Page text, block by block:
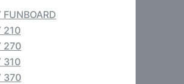
210
270
310
370